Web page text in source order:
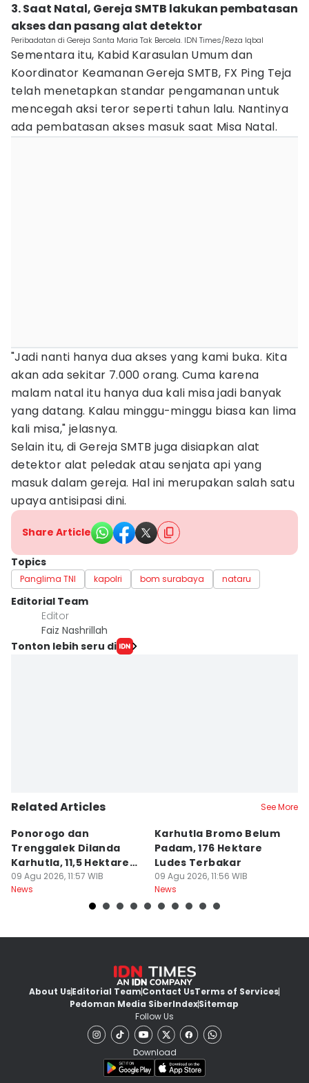
3. Saat Natal, Gereja SMTB lakukan pembatasan
akses dan pasang alat detektor
Peribadatan di Gereja Santa Maria Tak Bercela. IDN Times/Reza Iqbal
Sementara itu, Kabid Karasulan Umum dan
Koordinator Keamanan Gereja SMTB, FX Ping Teja
telah menetapkan standar pengamanan untuk
mencegah aksi teror seperti tahun lalu. Nantinya
ada pembatasan akses masuk saat Misa Natal.
"Jadi nanti hanya dua akses yang kami buka. Kita
akan ada sekitar 7.000 orang. Cuma karena
malam natal itu hanya dua kali misa jadi banyak
yang datang. Kalau minggu-minggu biasa kan lima
kali misa," jelasnya.
Selain itu, di Gereja SMTB juga disiapkan alat
detektor alat peledak atau senjata api yang
masuk dalam gereja. Hal ini merupakan salah satu
upaya antisipasi dini.
Share Article
Topics
Panglima TNI kapolri bom surabaya nataru
Editorial Team
Editor
Faiz Nashrillah
Tonton lebih seru di
Related Articles See More
Ponorogo dan
Trenggalek Dilanda
Karhutla, 11,5 Hektare
Terbakar
09 Agu 2026, 11:57 WIB
News
Karhutla Bromo Belum
Padam, 176 Hektare
Ludes Terbakar
09 Agu 2026, 11:56 WIB
News
About UsEditorial TeamContact UsTerms of Services
Pedoman Media SiberIndexSitemap
Follow Us
Download